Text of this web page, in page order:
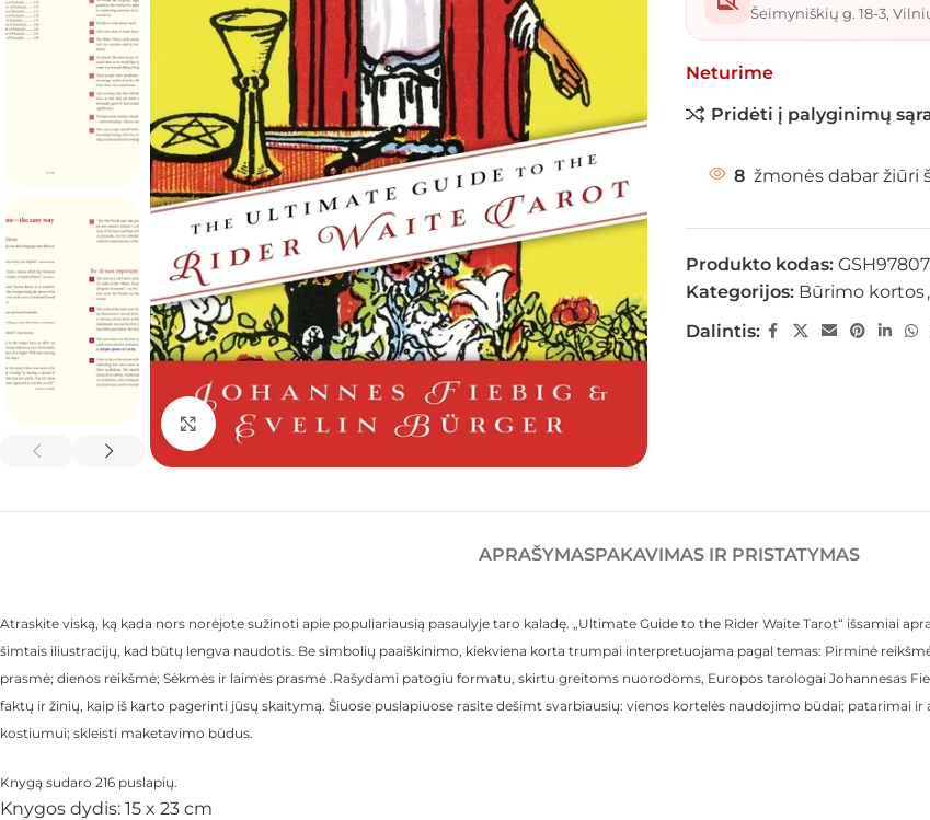
Spustelėkite, kad padidintumėte
Šeimyniškių g. 18-3,
Neturime
Pridėti į palyginimų
8 žmonės dabar žiūri
Produkto kodas:
Kategorijos: Būrimo kortos,
Dalintis:
APRAŠYMASPAKAVIMAS IR PRISTATYMAS
Atraskite viską, ką kada nors norėjote sužinoti apie populiariausią pasaulyje taro kaladę. „Ultimate Guide to the Rider Waite Tarot“ išsamiai
šimtais iliustracijų, kad būtų lengva naudotis. Be simbolių paaiškinimo, kiekviena korta trumpai interpretuojama pagal temas: Pirminė
prasmė; dienos reikšmė; Sėkmės ir laimės prasmė .Rašydami patogiu formatu, skirtu greitoms nuorodoms, Europos tarologai Johannesas
faktų ir žinių, kaip iš karto pagerinti jūsų skaitymą. Šiuose puslapiuose rasite dešimt svarbiausių: vienos kortelės naudojimo būdai; patarimai
kostiumui; skleisti maketavimo būdus.
Knygą sudaro 216 puslapių.
Knygos dydis: 15 x 23 cm